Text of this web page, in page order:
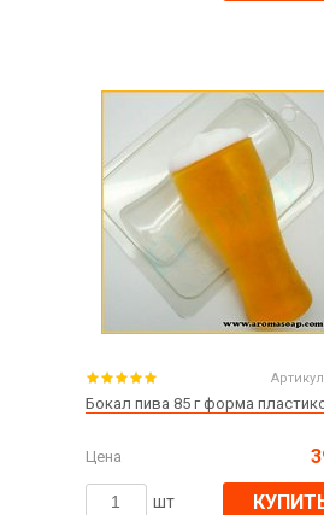
Бокал пива 85 г форма
Цена
шт